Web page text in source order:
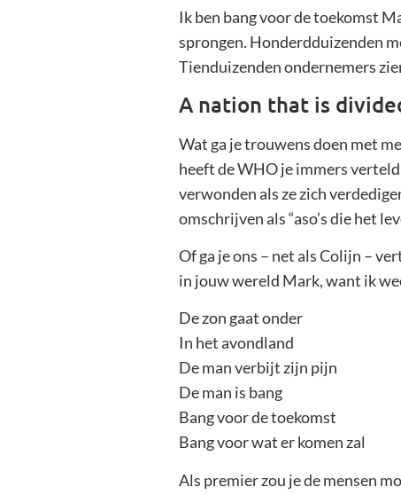
Ik ben bang voor de toekomst
sprongen. Honderdduizenden
Tienduizenden ondernemers
A nation that is
Wat ga je trouwens doen met
heeft de WHO je immers verteld
verwonden als ze zich
omschrijven als “aso’s die het
Of ga je ons – net als Colijn –
in jouw wereld Mark, want ik
De zon gaat onder
In het avondland
De man verbijt zijn pijn
De man is bang
Bang voor de toekomst
Bang voor wat er komen zal
Als premier zou je de mensen